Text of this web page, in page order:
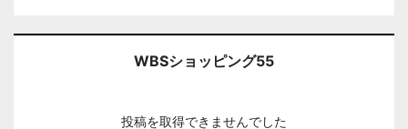
WBSショッピング55
投稿を取得できませんでした